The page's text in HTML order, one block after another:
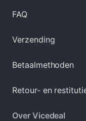
FAQ
Verzending
Betaalmethoden
Retour- en
Over Vicedeal